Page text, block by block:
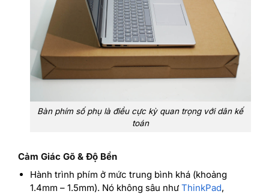
Bàn phím số phụ là điều cực kỳ quan trọng với dân kế
toán
Cảm Giác Gõ & Độ Bền
Hành trình phím ở mức trung bình khá (khoảng
1.4mm – 1.5mm). Nó không sâu như ThinkPad,